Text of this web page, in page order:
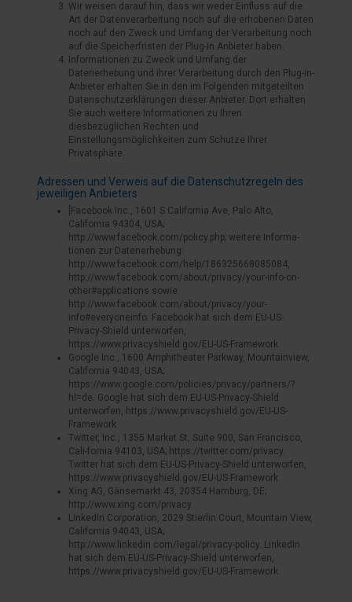
Wir weisen darauf hin, dass wir weder Einfluss auf die
Art der Datenverarbeitung noch auf die erhobenen Daten
noch auf den Zweck und Umfang der Verarbeitung noch
auf die Speicherfristen der Plug-In Anbieter haben.
Informationen zu Zweck und Umfang der
Datenerhebung und ihrer Verarbeitung durch den Plug-in-
Anbieter erhalten Sie in den im Folgenden mitgeteilten
Datenschutzerklärungen dieser Anbieter. Dort erhalten
Sie auch weitere Informationen zu Ihren
diesbezüglichen Rechten und
Einstellungsmöglichkeiten zum Schutze Ihrer
Privatsphäre.
Adressen und Verweis auf die Datenschutzregeln des
jeweiligen Anbieters
[Facebook Inc., 1601 S California Ave, Palo Alto,
California 94304, USA;
http://www.facebook.com/policy.php; weitere Informa-
tionen zur Datenerhebung:
http://www.facebook.com/help/186325668085084,
http://www.facebook.com/about/privacy/your-info-on-
other#applications sowie
http://www.facebook.com/about/privacy/your-
info#everyoneinfo. Facebook hat sich dem EU-US-
Privacy-Shield unterworfen,
https://www.privacyshield.gov/EU-US-Framework.
Google Inc., 1600 Amphitheater Parkway, Mountainview,
California 94043, USA;
https://www.google.com/policies/privacy/partners/?
hl=de. Google hat sich dem EU-US-Privacy-Shield
unterworfen, https://www.privacyshield.gov/EU-US-
Framework.
Twitter, Inc., 1355 Market St, Suite 900, San Francisco,
Cali-fornia 94103, USA; https://twitter.com/privacy.
Twitter hat sich dem EU-US-Privacy-Shield unterworfen,
https://www.privacyshield.gov/EU-US-Framework.
Xing AG, Gänsemarkt 43, 20354 Hamburg, DE;
http://www.xing.com/privacy.
LinkedIn Corporation, 2029 Stierlin Court, Mountain View,
California 94043, USA;
http://www.linkedin.com/legal/privacy-policy. LinkedIn
hat sich dem EU-US-Privacy-Shield unterworfen,
https://www.privacyshield.gov/EU-US-Framework.